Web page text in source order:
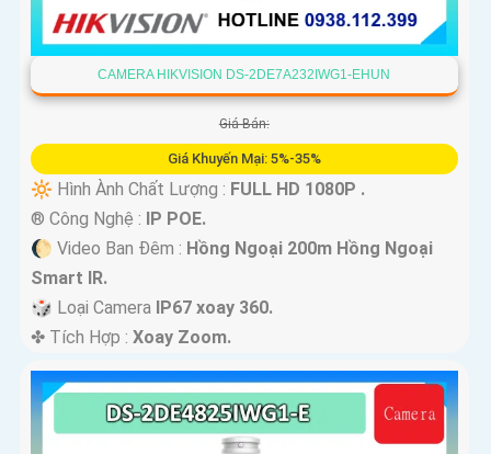
CAMERA HIKVISION DS-2DE7A232IWG1-EHUN
Giá Bán:
Giá Khuyến Mại: 5%-35%
🔆 Hình Ành Chất Lượng : FULL HD 1080P .
®️ Công Nghệ : IP POE.
🌔 Video Ban Đêm : Hồng Ngoại 200m Hồng Ngoại
Smart IR.
🎲 Loại Camera IP67 xoay 360.
️✤ Tích Hợp : Xoay Zoom.